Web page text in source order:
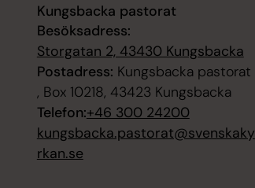
Kungsbacka pastorat
Besöksadress:
Storgatan 2, 43430 Kungsbacka
Postadress: Kungsbacka pastorat
, Box 10218, 43423 Kungsbacka
Telefon:+46 300 24200
kungsbacka.pastorat@svenskaky
rkan.se